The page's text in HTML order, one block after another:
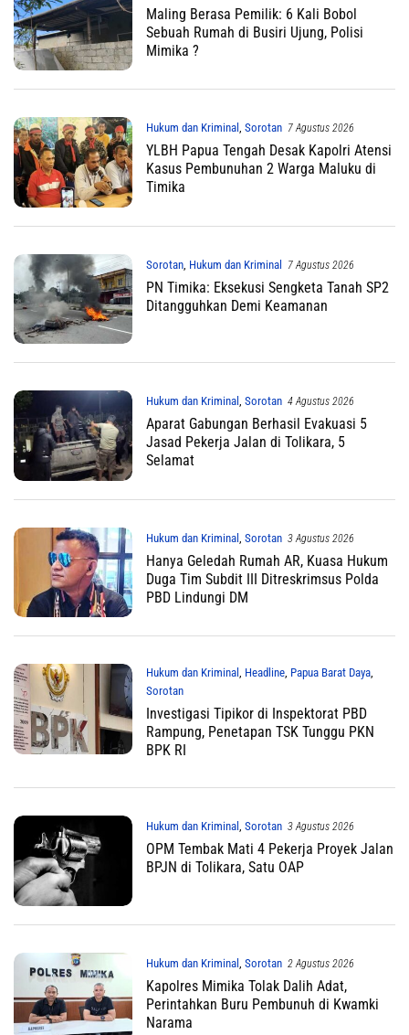
Maling Berasa Pemilik: 6 Kali Bobol
Sebuah Rumah di Busiri Ujung, Polisi
Mimika ?
Hukum dan Kriminal , Sorotan 7 Agustus 2026
YLBH Papua Tengah Desak Kapolri Atensi
Kasus Pembunuhan 2 Warga Maluku di
Timika
Sorotan, Hukum dan Kriminal 7 Agustus 2026
PN Timika: Eksekusi Sengketa Tanah SP2
Ditangguhkan Demi Keamanan
Hukum dan Kriminal , Sorotan 4 Agustus 2026
Aparat Gabungan Berhasil Evakuasi 5
Jasad Pekerja Jalan di Tolikara, 5
Selamat
Hukum dan Kriminal Sorotan 3 Agustus 2026
Hanya Geledah Rumah AR, Kuasa Hukum
Duga Tim Subdit III Ditreskrimsus Polda
PBD Lindungi DM
Hukum dan Kriminal , Headline, Papua Barat Daya,
Sorotan
3 Agustus 2026
Investigasi Tipikor di Inspektorat PBD
Rampung, Penetapan TSK Tunggu PKN
BPK RI
Hukum dan Kriminal , Sorotan 3 Agustus 2026
OPM Tembak Mati 4 Pekerja Proyek Jalan
BPJN di Tolikara, Satu OAP
Hukum dan Kriminal Sorotan 2 Agustus 2026
Kapolres Mimika Tolak Dalih Adat,
Perintahkan Buru Pembunuh di Kwamki
Narama